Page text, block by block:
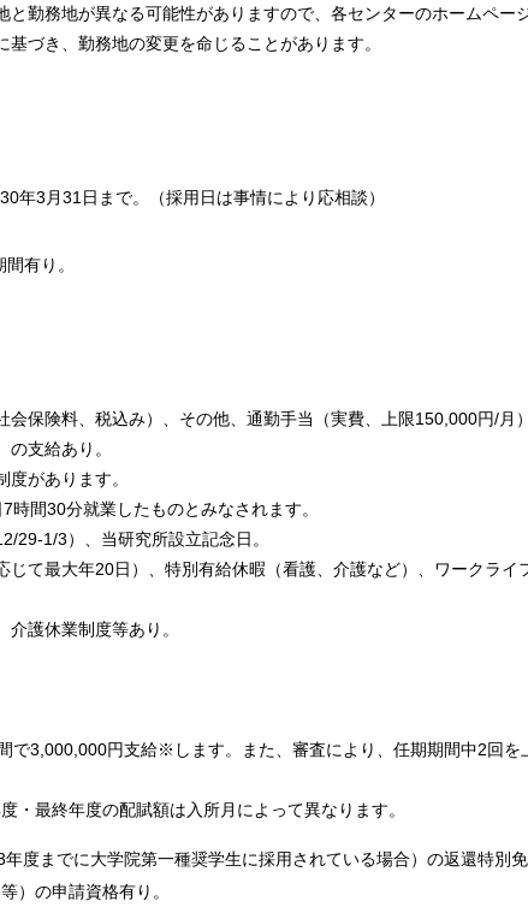
勤務地が異なる可能性がありますので、各センターのホームペー
づき、勤務地の変更を命じることがあります。
年3月31日まで。（採用日は事情により応相談）
有り。
保険料、税込み）、その他、通勤手当（実費、上限150,000円/月
支給あり。
があります。
間30分就業したものとみなされます。
29-1/3）、当研究所設立記念日。
じて最大年20日）、特別有給休暇（看護、介護など）、ワークラ
護休業制度等あり。
で3,000,000円支給※します。また、審査により、任期期間中2回
・最終年度の配賦額は入所月によって異なります。
度までに大学院第一種奨学生に採用されている場合）の返還特別免
）の申請資格有り。